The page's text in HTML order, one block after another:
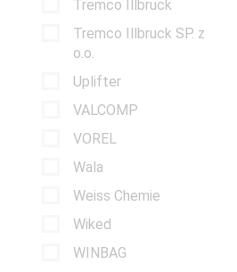
Tremco Illbruck
Tremco Illbruck SP. z
o.o.
Uplifter
VALCOMP
VOREL
Wala
Weiss Chemie
Wiked
WINBAG